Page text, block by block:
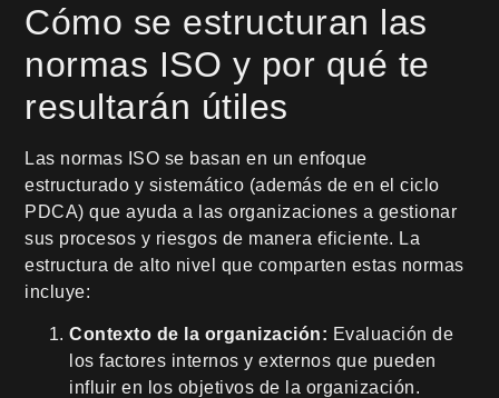
Cómo se estructuran las
normas ISO y por qué te
resultarán útiles
Las normas ISO se basan en un enfoque
estructurado y sistemático (además de en el ciclo
PDCA) que ayuda a las organizaciones a gestionar
sus procesos y riesgos de manera eficiente. La
estructura de alto nivel que comparten estas normas
incluye:
Contexto de la organización: Evaluación de
los factores internos y externos que pueden
influir en los objetivos de la organización.